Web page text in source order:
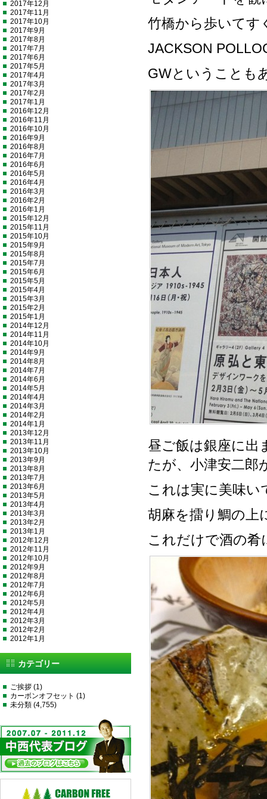
竹橋から歩いてす
JACKSON
GWということも
昼ご飯は銀座に出
たが、小津安二郎
これは実に美味い
胡麻を擂り鯛の上
これだけで酒の肴
2017年12月
2017年11月
2017年10月
2017年9月
2017年8月
2017年7月
2017年6月
2017年5月
2017年4月
2017年3月
2017年2月
2017年1月
2016年12月
2016年11月
2016年10月
2016年9月
2016年8月
2016年7月
2016年6月
2016年5月
2016年4月
2016年3月
2016年2月
2016年1月
2015年12月
2015年11月
2015年10月
2015年9月
2015年8月
2015年7月
2015年6月
2015年5月
2015年4月
2015年3月
2015年2月
2015年1月
2014年12月
2014年11月
2014年10月
2014年9月
2014年8月
2014年7月
2014年6月
2014年5月
2014年4月
2014年3月
2014年2月
2014年1月
2013年12月
2013年11月
2013年10月
2013年9月
2013年8月
2013年7月
2013年6月
2013年5月
2013年4月
2013年3月
2013年2月
2013年1月
2012年12月
2012年11月
2012年10月
2012年9月
2012年8月
2012年7月
2012年6月
2012年5月
2012年4月
2012年3月
2012年2月
2012年1月
カテゴリー
ご挨拶 (1)
カーボンオフセット (1)
未分類 (4,755)